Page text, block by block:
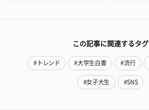
この記事に関連するタグ
#トレンド #大学生白書 #流行
#女子大生 #SNS